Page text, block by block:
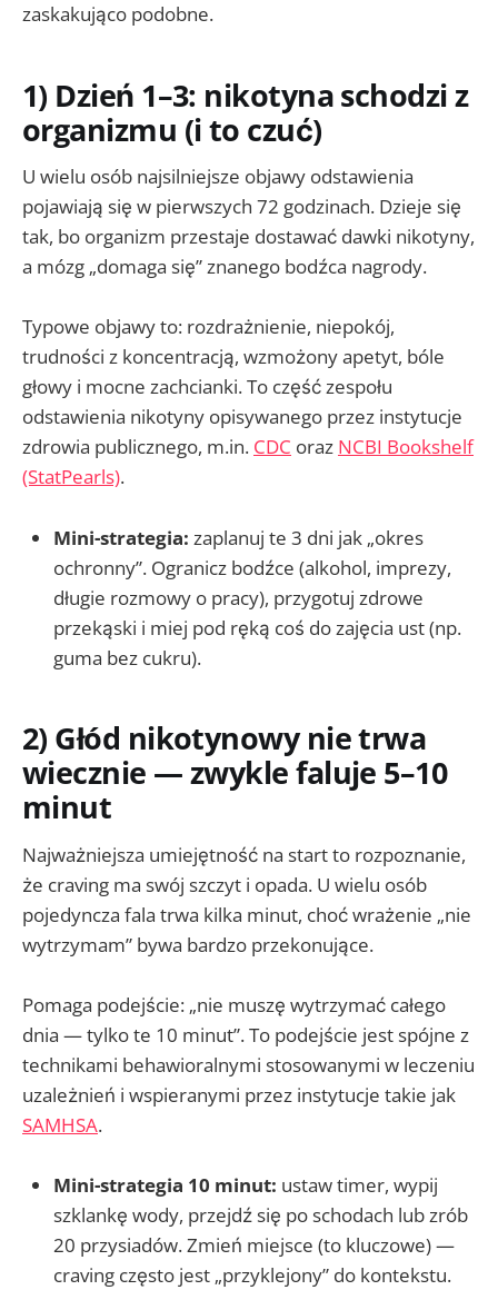
zaskakująco podobne.
1) Dzień 1–3: nikotyna schodzi z
organizmu (i to czuć)
U wielu osób najsilniejsze objawy odstawienia
pojawiają się w pierwszych 72 godzinach. Dzieje się
tak, bo organizm przestaje dostawać dawki nikotyny,
a mózg „domaga się” znanego bodźca nagrody.
Typowe objawy to: rozdrażnienie, niepokój,
trudności z koncentracją, wzmożony apetyt, bóle
głowy i mocne zachcianki. To część zespołu
odstawienia nikotyny opisywanego przez instytucje
zdrowia publicznego, m.in. CDC oraz NCBI Bookshelf
(StatPearls).
Mini-strategia: zaplanuj te 3 dni jak „okres
ochronny”. Ogranicz bodźce (alkohol, imprezy,
długie rozmowy o pracy), przygotuj zdrowe
przekąski i miej pod ręką coś do zajęcia ust (np.
guma bez cukru).
2) Głód nikotynowy nie trwa
wiecznie — zwykle faluje 5–10
minut
Najważniejsza umiejętność na start to rozpoznanie,
że craving ma swój szczyt i opada. U wielu osób
pojedyncza fala trwa kilka minut, choć wrażenie „nie
wytrzymam” bywa bardzo przekonujące.
Pomaga podejście: „nie muszę wytrzymać całego
dnia — tylko te 10 minut”. To podejście jest spójne z
technikami behawioralnymi stosowanymi w leczeniu
uzależnień i wspieranymi przez instytucje takie jak
SAMHSA.
Mini-strategia 10 minut: ustaw timer, wypij
szklankę wody, przejdź się po schodach lub zrób
20 przysiadów. Zmień miejsce (to kluczowe) —
craving często jest „przyklejony” do kontekstu.